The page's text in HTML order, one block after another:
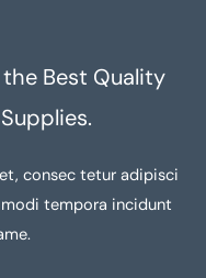
Best Quality
consec tetur adipisci
tempora incidunt